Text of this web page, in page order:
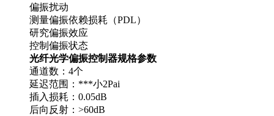
偏振扰动
测量偏振依赖损耗（PDL）
研究偏振效应
控制偏振状态
光纤光学偏振控制器规格参数
通道数：4个
延迟范围：***小2Pai
插入损耗：0.05dB
后向反射：>60dB